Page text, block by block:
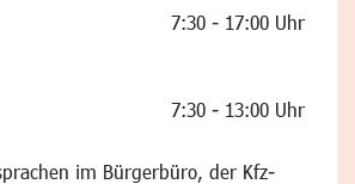
7:30 - 17:00 Uhr
7:30 - 13:00 Uhr
im Bürgerbüro, der Kfz-